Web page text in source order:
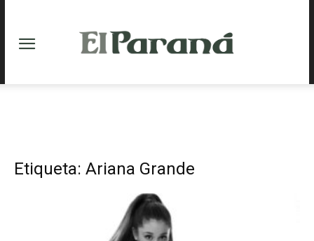
Etiqueta: Ariana Grande